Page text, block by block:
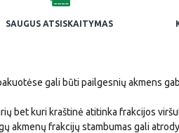
SAUGUS ATSISKAITYMAS
gali būti pailgesnių akmens
bet kuri kraštinė atitinka frakcijos
akmenų frakcijų stambumas gali